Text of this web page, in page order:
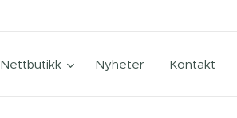
Nettbutikk Nyheter Kontakt